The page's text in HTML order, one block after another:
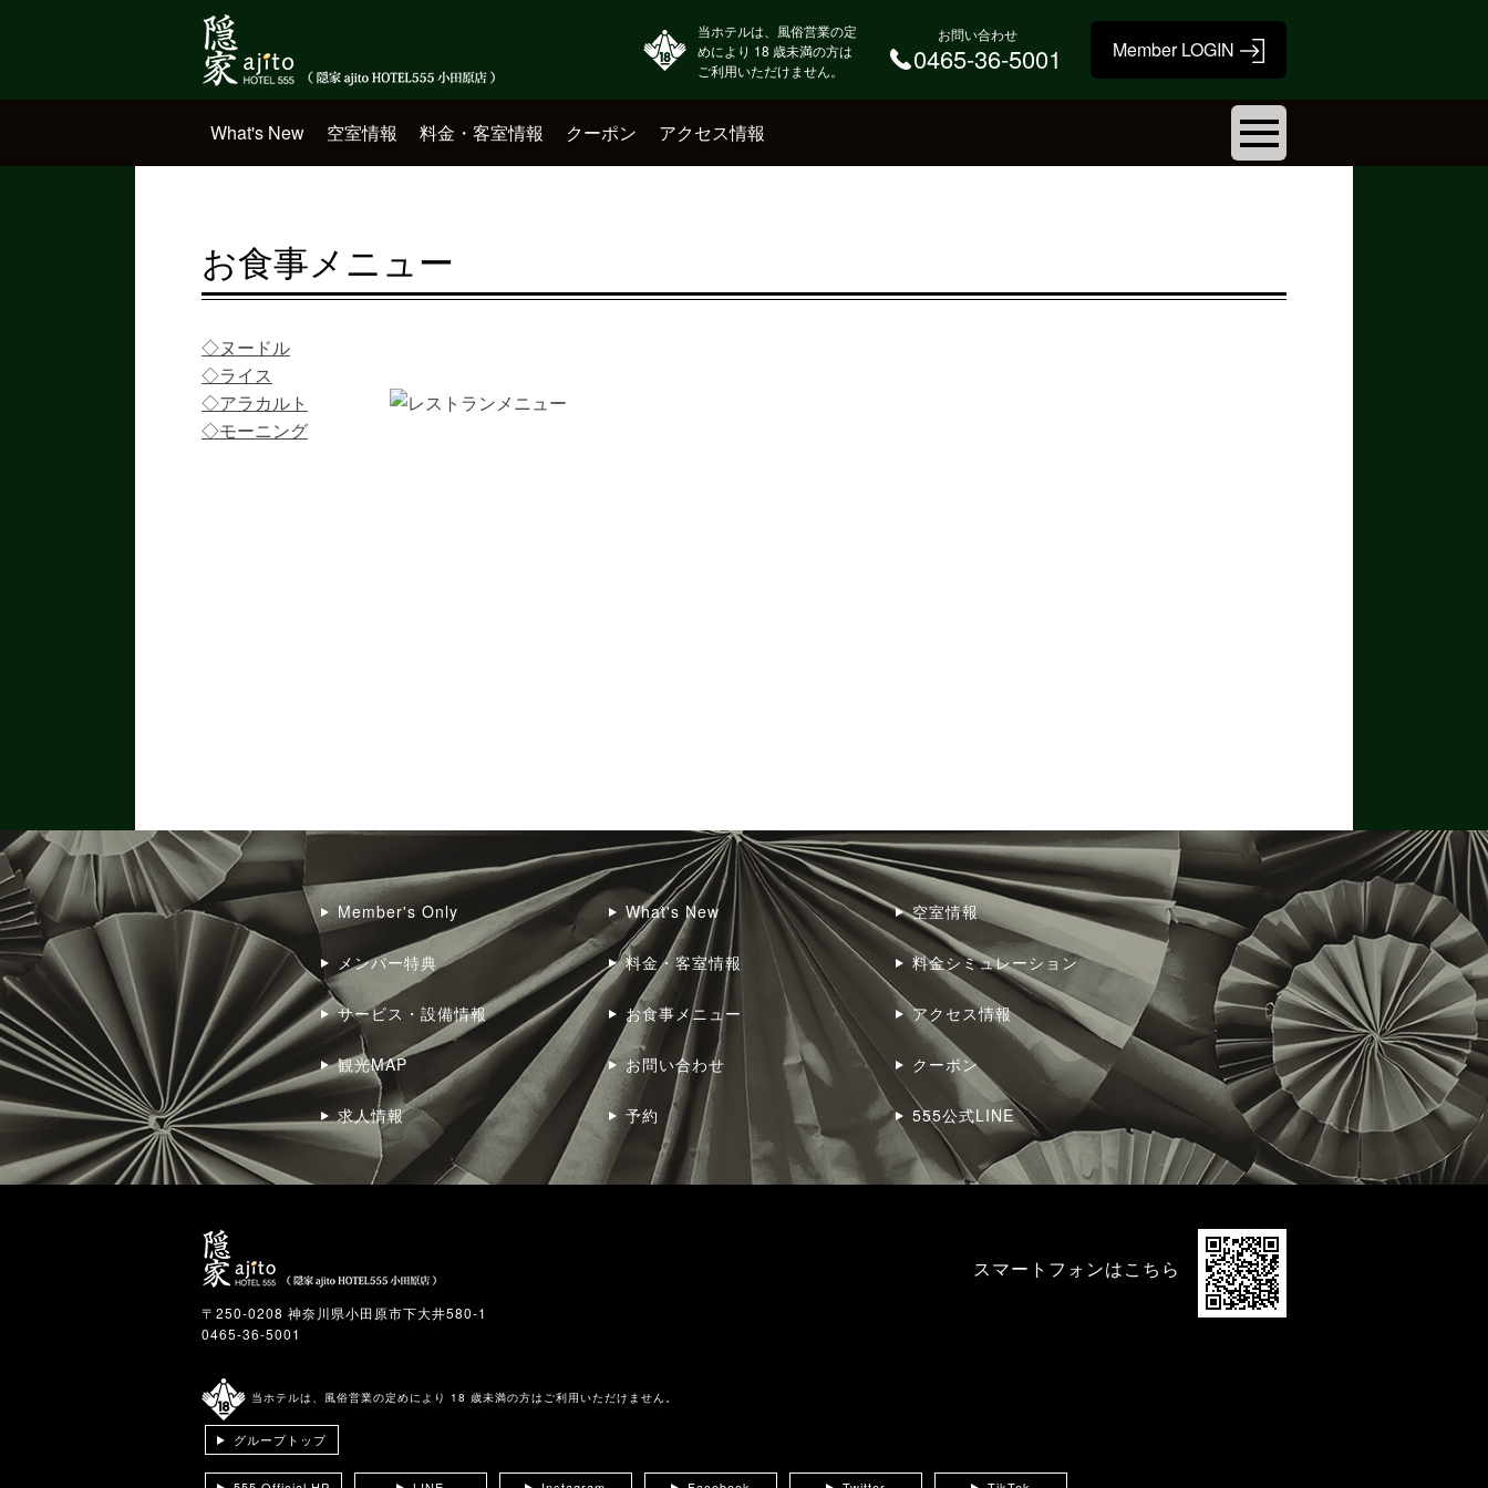
当ホテルは、風俗営業の定
めにより 18 歳未満の方は
ご利用いただけません。
お問い合わせ
0465-36-5001
What's New 空室情報 料金・客室情報 クーポン アクセス情報
お食事メニュー
◇ヌードル
◇ライス
◇アラカルト
◇モーニング
Member's Only What's New 空室情報
メンバー特典 料金・客室情報 料金シミュレーション
サービス・設備情報 お食事メニュー アクセス情報
観光MAP お問い合わせ クーポン
求人情報 予約 555公式LINE
〒250-0208 神奈川県小田原市下大井580-1
0465-36-5001
スマートフォンはこちら
当ホテルは、風俗営業の定めにより 18 歳未満の方はご利用いただけません。
グループトップ